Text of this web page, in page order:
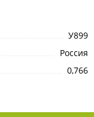
У899
Россия
0,766